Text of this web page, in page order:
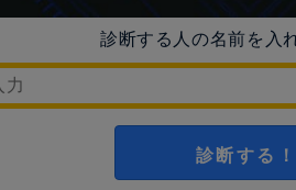
診断する人の名前を入
診断する！